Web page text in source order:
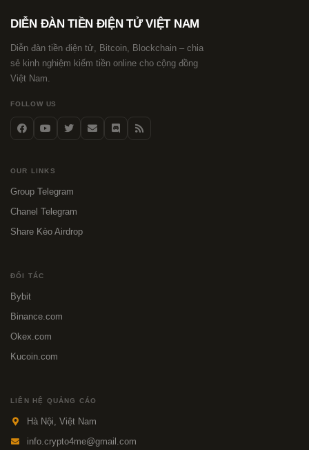
DIỄN ĐÀN TIỀN ĐIỆN TỬ VIỆT NAM
Diễn đàn tiền điện tử, Bitcoin, Blockchain – chia
sẻ kinh nghiệm kiếm tiền online cho cộng đồng
Việt Nam.
FOLLOW US
OUR LINKS
Group Telegram
Chanel Telegram
Share Kèo Airdrop
ĐỐI TÁC
Bybit
Binance.com
Okex.com
Kucoin.com
LIÊN HỆ QUẢNG CÁO
Hà Nội, Việt Nam
info.crypto4me@gmail.com